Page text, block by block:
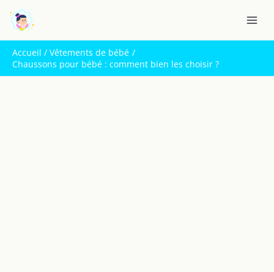
contenu
Accueil
Vêtements de bébé
Chaussons pour bébé : comment bien les choisir ?
e
c
h
e